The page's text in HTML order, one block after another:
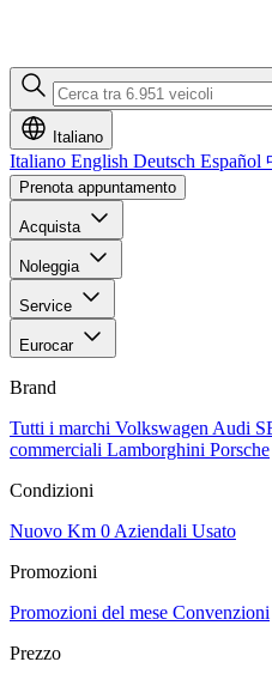
Italiano
Italiano English Deutsch Español
Prenota appuntamento
Acquista
Noleggia
Service
Eurocar
Brand
Tutti i marchi Volkswagen Audi
commerciali Lamborghini Porsche
Condizioni
Nuovo Km 0 Aziendali Usato
Promozioni
Promozioni del mese Convenzioni
Prezzo